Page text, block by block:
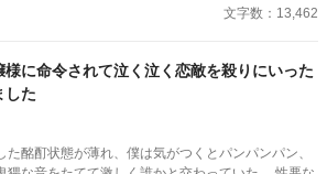
文字数：13,462
様に命令されて泣く泣く恋敵を殺りにいった
した
た酩酊状態が薄れ、僕は気がつくとパンパンパン、